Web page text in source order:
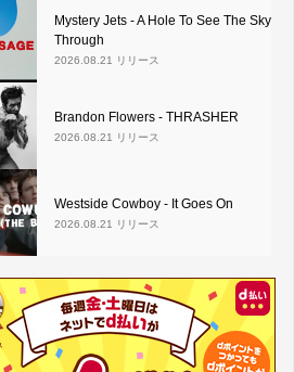
Mystery Jets - A Hole To See The Sky
Through
2026.08.21 リリース
Brandon Flowers - THRASHER
2026.08.21 リリース
Westside Cowboy - It Goes On
2026.08.21 リリース